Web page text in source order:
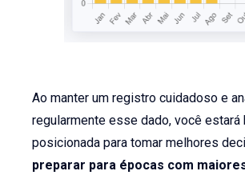
Ao manter um registro cuidadoso e
regularmente esse dado, você estará
posicionada para tomar melhores
preparar para épocas com